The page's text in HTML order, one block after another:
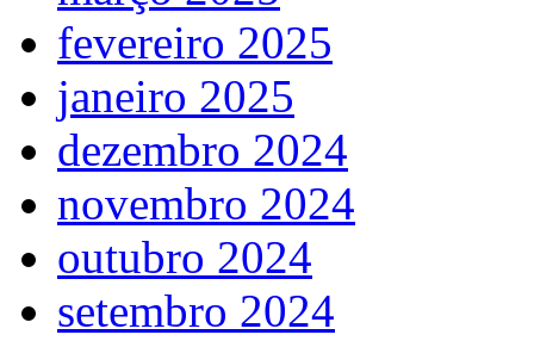
fevereiro 2025
janeiro 2025
dezembro 2024
novembro 2024
outubro 2024
setembro 2024